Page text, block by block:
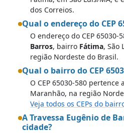
dos Correios.
Qual o endereço do CEP
O endereço do CEP 65030-
Barros, bairro Fátima, São
região Nordeste do Brasil.
Qual o bairro do CEP
O CEP 65030-580 pertence
Maranhão, na região
Veja todos os CEPs do
A Travessa Eugênio de
cidade?